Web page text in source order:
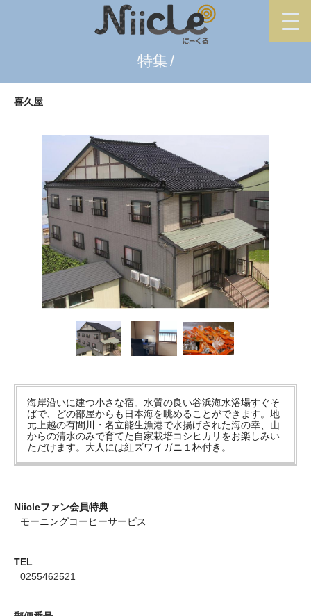
特集
喜久屋
海岸沿いに建つ小さな宿。水質の良い谷浜海水浴場すぐそ
ばで、どの部屋からも日本海を眺めることができます。地
元上越の有間川・名立能生漁港で水揚げされた海の幸、山
からの清水のみで育てた自家栽培コシヒカリをお楽しみい
ただけます。大人には紅ズワイガニ１杯付き。
Niicleファン会員特典
モーニングコーヒーサービス
TEL
0255462521